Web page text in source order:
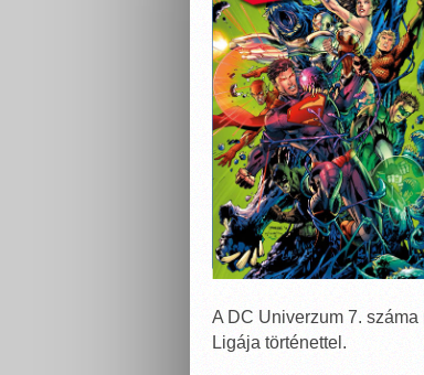
A DC Univerzum 7.
Ligája történettel.